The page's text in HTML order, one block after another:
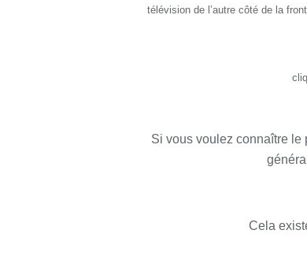
télévision de l’autre côté de la
Si vous voulez connaître le
Cela